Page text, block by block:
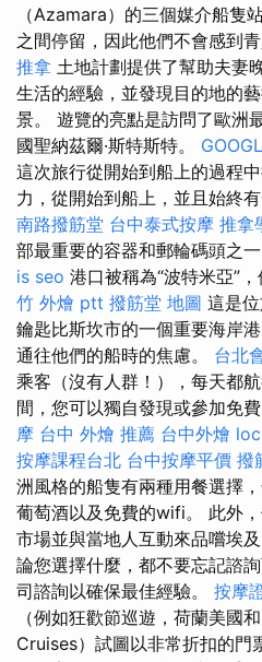
（Azamara）的三個媒介船隻
之間停留，因此他們不會感到
推拿 土地計劃提供了幫助夫妻
生活的經驗，並發現目的地的
景。 遊覽的亮點是訪問了歐洲
國聖納茲爾·斯特斯特。
這次旅行從開始到船上的過程
力，從開始到船上，並且始終
南路撥筋堂 台中泰式按摩 推拿
部最重要的容器和郵輪碼頭之一
is seo 港口被稱為“波特米亞”
竹 外燴 ptt 撥筋堂 地圖 這是
鑰匙比斯坎市的一個重要海岸
通往他們的船時的焦慮。 台北
乘客（沒有人群！），每天都
間，您可以獨自發現或參加免
摩 台中 外燴 推薦 台中外燴
按摩課程台北 台中按摩平價 撥
洲風格的船隻有兩種用餐選擇
葡萄酒以及免費的wifi。 此外
市場並與當地人互動來品嚐埃
論您選擇什麼，都不要忘記諮
司諮詢以確保最佳經驗。 按摩
（例如狂歡節巡遊，荷蘭美國
Cruises）試圖以非常折扣的門